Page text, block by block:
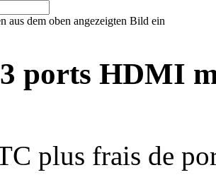
aus dem oben angezeigten Bild ein
ports HDMI
plus frais de